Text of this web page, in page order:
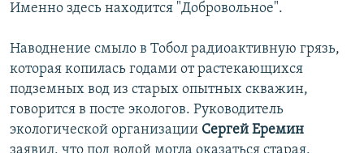
Именно здесь находится "Добровольное".
Наводнение смыло в Тобол радиоактивную грязь,
которая копилась годами от растекающихся
подземных вод из старых опытных скважин,
говорится в посте экологов. Руководитель
экологической организации Сергей Еремин